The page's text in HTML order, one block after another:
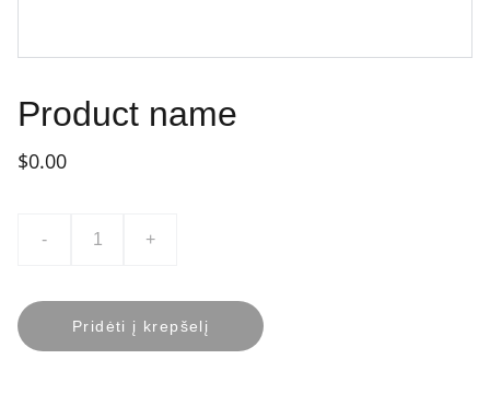
Product name
$0.00
- +
Pridėti į krepšelį